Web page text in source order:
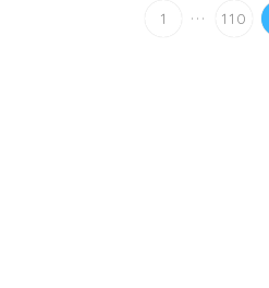
1 ... 110